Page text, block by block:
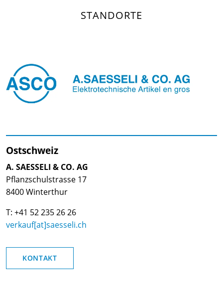
STANDORTE
Ostschweiz
A. SAESSELI & CO. AG
Pflanzschulstrasse 17
8400 Winterthur
T: +41 52 235 26 26
verkauf[at]saesseli.ch
KONTAKT